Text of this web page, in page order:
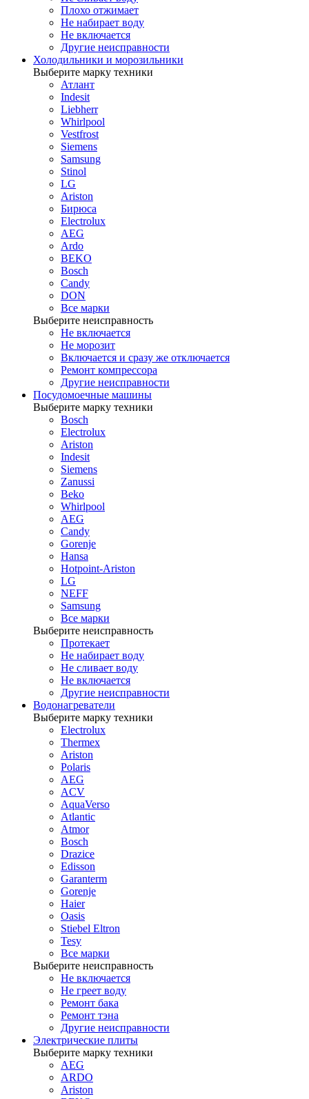
Плохо отжимает
Не набирает воду
Не включается
Другие неисправности
Холодильники и морозильники
Выберите марку техники
Атлант
Indesit
Liebherr
Whirlpool
Vestfrost
Siemens
Samsung
Stinol
LG
Ariston
Бирюса
Electrolux
AEG
Ardo
BEKO
Bosch
Candy
DON
Все марки
Выберите неисправность
Не включается
Не морозит
Включается и сразу же отключается
Ремонт компрессора
Другие неисправности
Посудомоечные машины
Выберите марку техники
Bosch
Electrolux
Ariston
Indesit
Siemens
Zanussi
Beko
Whirlpool
AEG
Candy
Gorenje
Hansa
Hotpoint-Ariston
LG
NEFF
Samsung
Все марки
Выберите неисправность
Протекает
Не набирает воду
Не сливает воду
Не включается
Другие неисправности
Водонагреватели
Выберите марку техники
Electrolux
Thermex
Ariston
Polaris
AEG
ACV
AquaVerso
Atlantic
Atmor
Bosch
Drazice
Edisson
Garanterm
Gorenje
Haier
Oasis
Stiebel Eltron
Tesy
Все марки
Выберите неисправность
Не включается
Не греет воду
Ремонт бака
Ремонт тэна
Другие неисправности
Электрические плиты
Выберите марку техники
AEG
ARDO
Ariston